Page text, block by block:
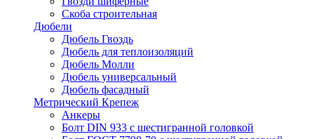
Скоба строительная
Дюбели
Дюбель Гвоздь
Дюбель для теплоизоляций
Дюбель Молли
Дюбель универсальный
Дюбель фасадный
Метрический Крепеж
Анкеры
Болт DIN 933 с шестигранной головкой